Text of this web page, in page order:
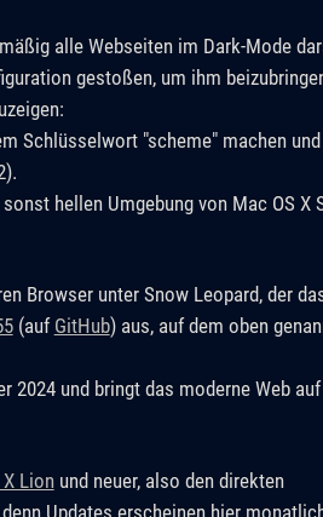
alle Webseiten im Dark-Mode
gestoßen, um ihm
Schlüsselwort "scheme" machen
hellen Umgebung von Mac OS X
Browser unter Snow Leopard, der
(auf GitHub) aus, auf dem oben
2024 und bringt das moderne Web
Lion und neuer, also den direkten
Updates erscheinen hier